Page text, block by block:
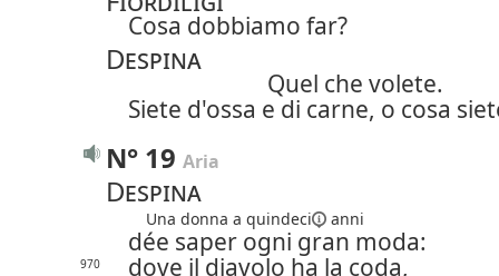
Cosa dobbiamo far?
Despina
Quel che volete.
Siete d'ossa e di carne, o cosa
N° 19 Aria
Despina
Una donna a quindeci anni
dée saper ogni gran moda:
970
dove il diavolo ha la coda,